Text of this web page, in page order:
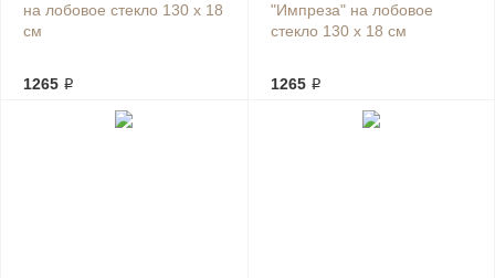
на лобовое стекло 130 х 18
см
1265 ₽
"Импреза" на лобовое
стекло 130 х 18 см
1265 ₽